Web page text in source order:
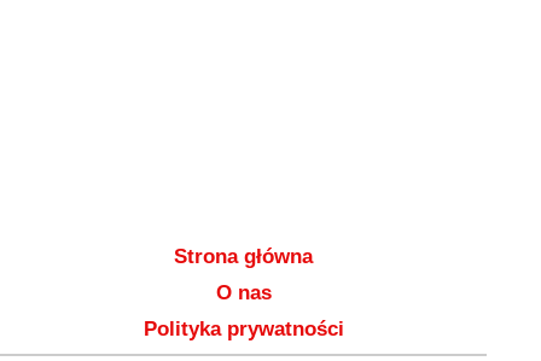
Strona główna
O nas
Polityka prywatności